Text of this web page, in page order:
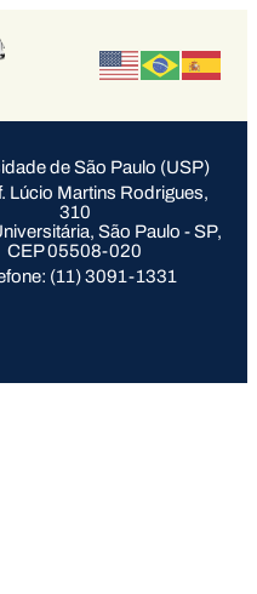
de São Paulo (USP)
Lúcio Martins Rodrigues,
310
São Paulo - SP,
CEP 05508-020
(11) 3091-1331